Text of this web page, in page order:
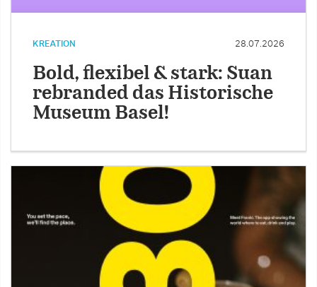
KREATION 28.07.2026
Bold, flexibel & stark: Suan
rebranded das Historische
Museum Basel!